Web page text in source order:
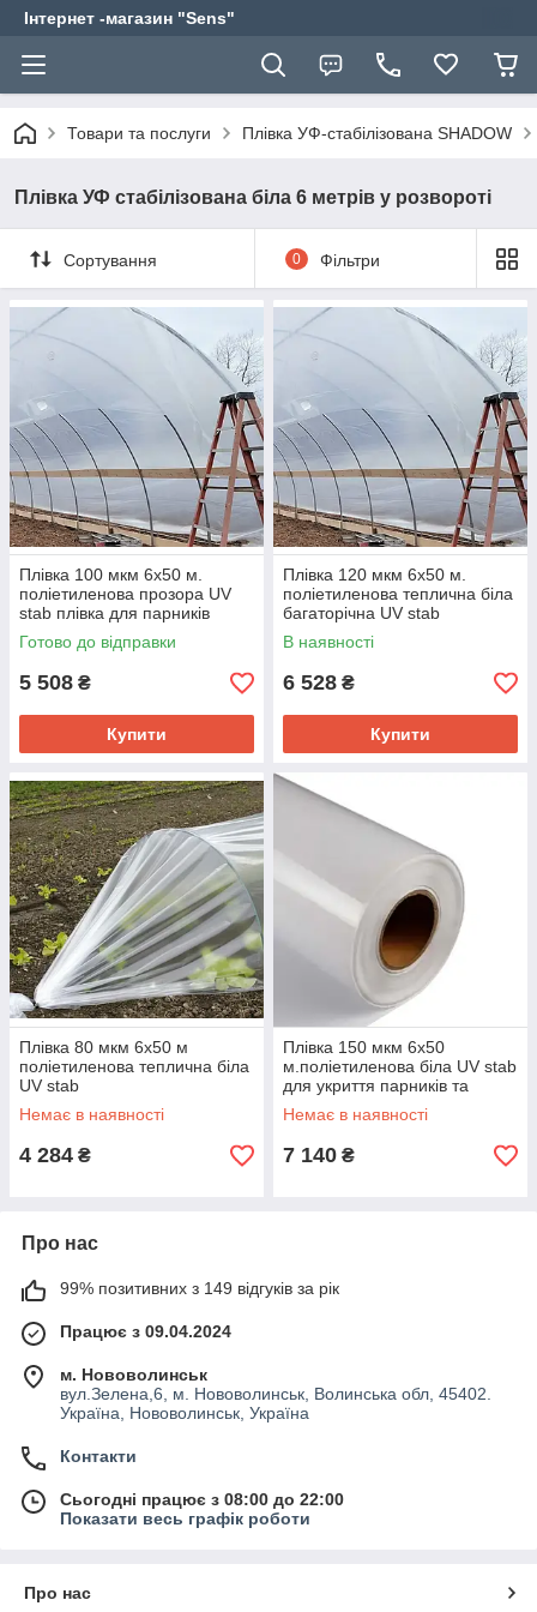
Інтернет -магазин "Sens"
Товари та послуги Плівка УФ-стабілізована SHADOW
Плівка УФ стабілізована біла 6 метрів у розвороті
Сортування 0 Фільтри
Плівка 100 мкм 6х50 м.
поліетиленова прозора UV
stab плівка для парників
Готово до відправки
5 508 ₴
Купити
Плівка 120 мкм 6х50 м.
поліетиленова теплична біла
багаторічна UV stab
В наявності
6 528 ₴
Купити
Плівка 80 мкм 6х50 м
поліетиленова теплична біла
UV stab
Немає в наявності
4 284 ₴
Плівка 150 мкм 6х50
м.поліетиленова біла UV stab
для укриття парників та
теплиць
Немає в наявності
7 140 ₴
Про нас
99% позитивних з 149 відгуків за рік
Працює з 09.04.2024
м. Нововолинськ
вул.Зелена,6, м. Нововолинськ, Волинська обл, 45402.
Україна, Нововолинськ, Україна
Контакти
Сьогодні працює з 08:00 до 22:00
Показати весь графік роботи
Про нас